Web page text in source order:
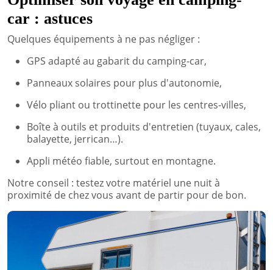
car : astuces
Quelques équipements à ne pas négliger :
GPS adapté au gabarit du camping-car,
Panneaux solaires pour plus d'autonomie,
Vélo pliant ou trottinette pour les centres-villes,
Boîte à outils et produits d'entretien (tuyaux, cales,
balayette, jerrican…).
Appli météo fiable, surtout en montagne.
Notre conseil : testez votre matériel une nuit à
proximité de chez vous avant de partir pour de bon.